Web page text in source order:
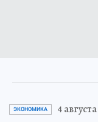
ЭКОНОМИКА 4 августа